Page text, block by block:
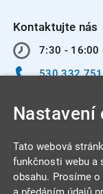
Kontaktujte nás
7:30 - 16:00
530 332 751
INTEGRA
Nastavení
Tato webová
funkčnosti webu a
obsahu. Prosíme